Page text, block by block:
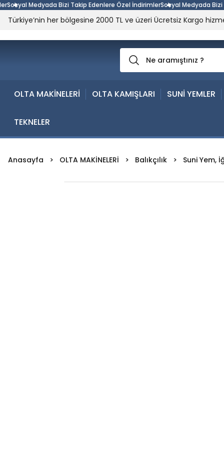
Medyada Bizi Takip Edenlere Özel İndirimlerSosyal Medyada Bizi
Türkiye’nin her bölgesine 2000 TL ve üzeri Ücretsiz Kargo
OLTA MAKİNELERİ OLTA KAMIŞLARI SUNİ YEMLER
TEKNELER
Anasayfa OLTA MAKİNELERİ Balıkçılık Suni Yem,